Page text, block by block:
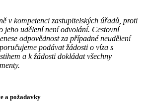
v kompetenci zastupitelských úřadů, proti
jeho udělení není odvolání. Cestovní
odpovědnost za případné neudělení
podávat žádosti o víza s
a k žádosti dokládat všechny
a požadavky